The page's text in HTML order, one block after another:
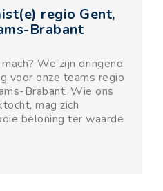
regio Gent,
Brabant
We zijn dringend
voor onze teams regio
Brabant. Wie ons
mag zich
beloning ter waarde